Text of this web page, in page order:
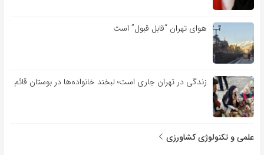
هوای تهران “قابل قبول” است
زندگی در تهران جاری است؛ لبخند خانواده‌ها در بوستان قائم
علمی و تکنولوژی کشاورزی